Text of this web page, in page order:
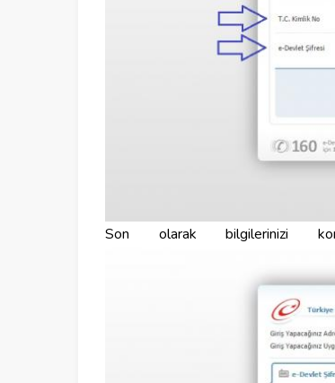
Son olarak bilgilerinizi